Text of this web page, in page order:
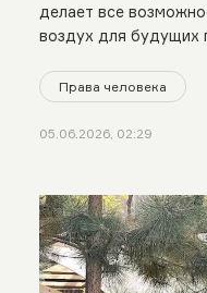
делает все
воздух для будущих
Права человека
05.06.2026, 02:29